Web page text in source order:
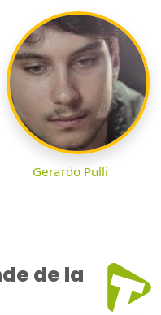
Gerardo Pulli
de la